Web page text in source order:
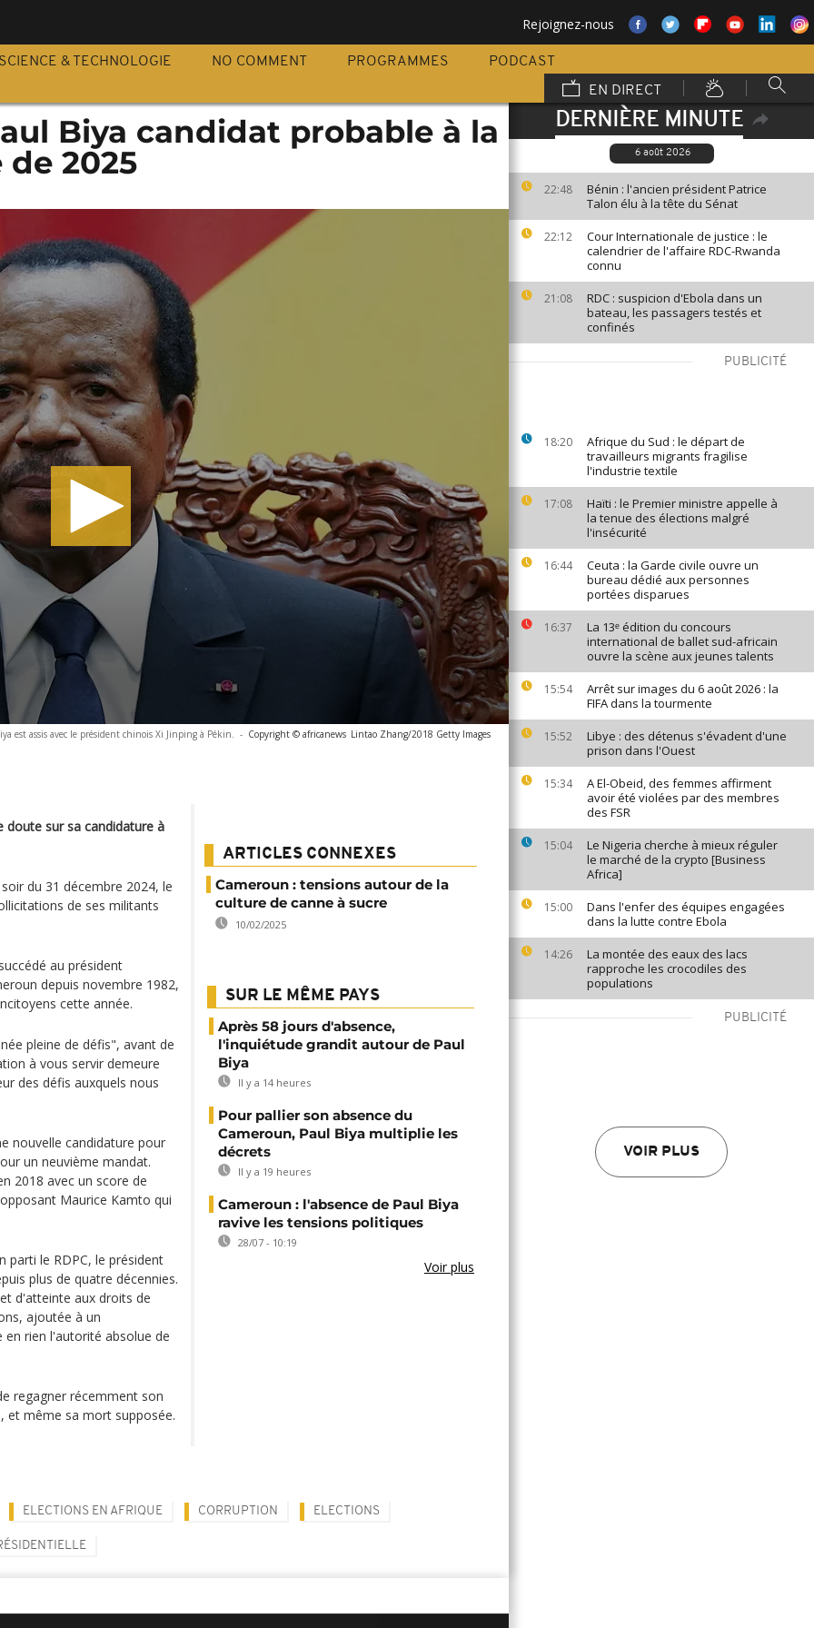
Rejoignez-nous
SCIENCE & TECHNOLOGIE NO COMMENT PROGRAMMES
PODCAST
EN DIRECT
DERNIÈRE MINUTE
6 août 2026
22:48
Bénin : l'ancien président Patrice
Talon élu à la tête du Sénat
22:12
Cour Internationale de justice : le
calendrier de l'affaire RDC-Rwanda
connu
21:08
RDC : suspicion d'Ebola dans un
bateau, les passagers testés et
confinés
PUBLICITÉ
18:20
Afrique du Sud : le départ de
travailleurs migrants fragilise
l'industrie textile
17:08
Haïti : le Premier ministre appelle à
la tenue des élections malgré
l'insécurité
16:44
Ceuta : la Garde civile ouvre un
bureau dédié aux personnes
portées disparues
16:37
La 13ᵉ édition du concours
international de ballet sud-africain
ouvre la scène aux jeunes talents
15:54
Arrêt sur images du 6 août 2026 : la
FIFA dans la tourmente
15:52
Libye : des détenus s'évadent d'une
prison dans l'Ouest
15:34
A El-Obeid, des femmes affirment
avoir été violées par des membres
des FSR
15:04
Le Nigeria cherche à mieux réguler
le marché de la crypto [Business
Africa]
15:00
Dans l'enfer des équipes engagées
dans la lutte contre Ebola
14:26
La montée des eaux des lacs
rapproche les crocodiles des
populations
PUBLICITÉ
VOIR PLUS
Biya candidat probable à la
2025
est assis avec le président chinois Xi Jinping à Pékin. - Copyright © africanews Lintao Zhang/2018 Getty Images
doute sur sa candidature à
du 31 décembre 2024, le
de ses militants
au président
depuis novembre 1982,
cette année.
pleine de défis", avant de
à vous servir demeure
des défis auxquels nous
nouvelle candidature pour
un neuvième mandat.
2018 avec un score de
Maurice Kamto qui
parti le RDPC, le président
plus de quatre décennies.
d'atteinte aux droits de
ajoutée à un
en rien l'autorité absolue de
regagner récemment son
et même sa mort supposée.
ARTICLES CONNEXES
Cameroun : tensions autour de la
culture de canne à sucre
10/02/2025
SUR LE MÊME PAYS
Après 58 jours d'absence,
l'inquiétude grandit autour de Paul
Biya
Il y a 14 heures
Pour pallier son absence du
Cameroun, Paul Biya multiplie les
décrets
Il y a 19 heures
Cameroun : l'absence de Paul Biya
ravive les tensions politiques
28/07 - 10:19
Voir plus
ELECTIONS EN AFRIQUE CORRUPTION ELECTIONS